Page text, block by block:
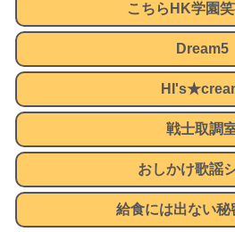
こちらHK学園笑
Dream5
戦士取調
おしかけ歌謡
給食には出ない秘